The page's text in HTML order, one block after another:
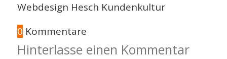
Webdesign Hesch Kundenkultur
0 Kommentare
Hinterlasse einen Kommentar